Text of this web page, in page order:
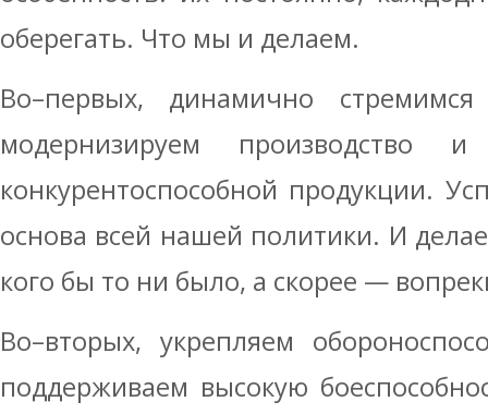
оберегать. Что мы и делаем.
Во–первых, динамично стремимся
модернизируем производство
конкурентоспособной продукции.
основа всей нашей политики. И
кого бы то ни было, а скорее —
Во–вторых, укрепляем
поддерживаем высокую